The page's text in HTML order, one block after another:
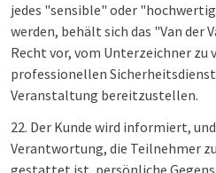
jedes "sensible" oder
werden, behält sich das "Van der
Recht vor, vom Unterzeichner zu
professionellen
Veranstaltung bereitzustellen.
22. Der Kunde wird informiert,
Verantwortung, die Teilnehmer
gestattet ist, persönliche